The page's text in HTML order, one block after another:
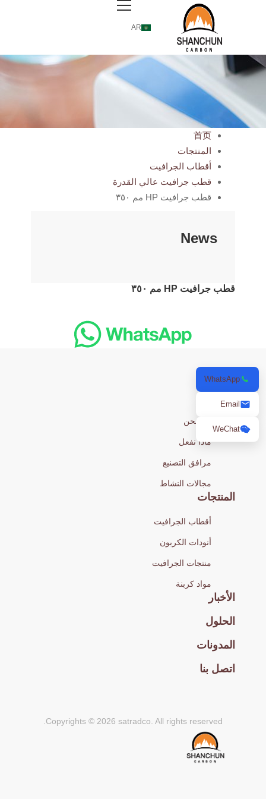
AR
首页
المنتجات
أقطاب الجرافيت
قطب جرافيت عالي القدرة
قطب جرافيت HP مم ٣٥٠
News
قطب جرافيت HP مم ٣٥٠
من نحن
ماذا نفعل
مرافق التصنيع
مجالات النشاط
المنتجات
أقطاب الجرافيت
أنودات الكربون
منتجات الجرافيت
مواد كربنة
الأخبار
الحلول
المدونات
اتصل بنا
Copyrights © 2026 satradco. All rights reserved.
WhatsApp
Email
WeChat